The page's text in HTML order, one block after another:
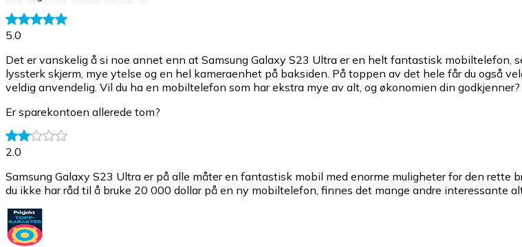
5.0
Det er vanskelig å si noe annet enn at Samsung Galaxy S23 Ultra er en helt fantastisk
lyssterk skjerm, mye ytelse og en hel kameraenhet på baksiden. På toppen av det hele får du også
veldig anvendelig. Vil du ha en mobiltelefon som har ekstra mye av alt, og økonomien din godkjenner?
Er sparekontoen allerede tom?
2.0
Samsung Galaxy S23 Ultra er på alle måter en fantastisk mobil med enorme muligheter for den
du ikke har råd til å bruke 20 000 dollar på en ny mobiltelefon, finnes det mange andre interessante